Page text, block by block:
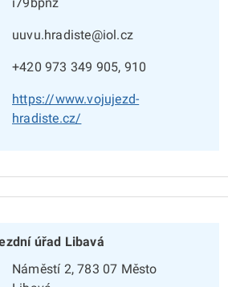
uuvu.hradiste@iol.cz
+420 973 349 905, 910
https://www.vojujezd-
hradiste.cz/
úřad Libavá
Náměstí 2, 783 07 Město